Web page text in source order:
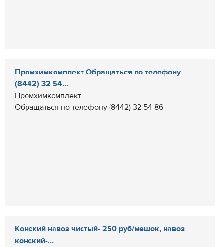
Промхимкомплект Обращаться по телефону
(8442) 32 54...
Промхимкомплект
Обращаться по телефону (8442) 32 54 86
Конский навоз чистый- 250 руб/мешок, навоз
конский-...